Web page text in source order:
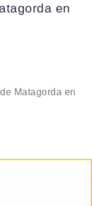
en
Matagorda en